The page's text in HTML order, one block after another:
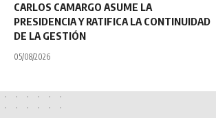
CARLOS CAMARGO ASUME LA
PRESIDENCIA Y RATIFICA LA CONTINUIDAD
DE LA GESTIÓN
05/08/2026